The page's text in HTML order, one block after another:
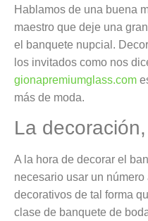
Hablamos de una buena
maestro que deje una
el banquete nupcial.
los invitados como nos
gionapremiumglass.com
más de moda.
La
A la hora de decorar el
necesario usar un
decorativos de tal forma
clase de banquete de